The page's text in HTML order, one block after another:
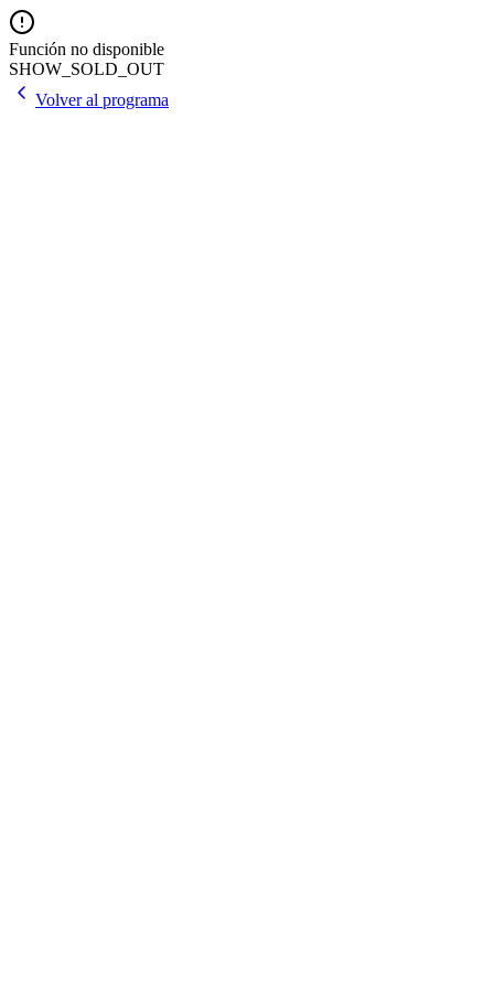
Función no disponible
SHOW_SOLD_OUT
Volver al programa